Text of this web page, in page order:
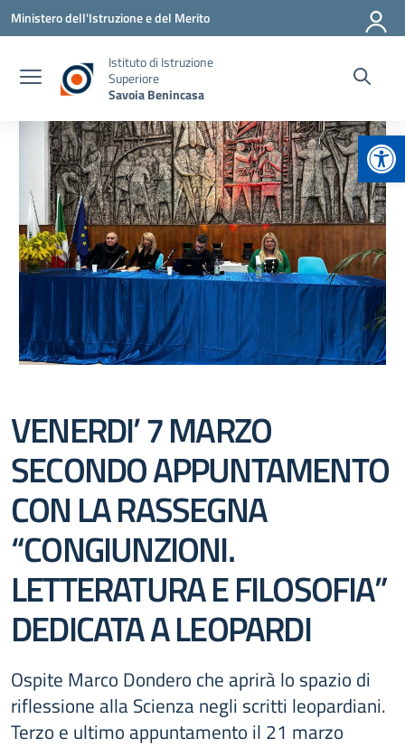
Vai ai contenuti
Vai al menu di navigazione
Vai al footer
Ministero dell'Istruzione e del Merito
Istituto di Istruzione
Superiore
Savoia Benincasa
VENERDI’ 7 MARZO
SECONDO APPUNTAMENTO
CON LA RASSEGNA
“CONGIUNZIONI.
LETTERATURA E FILOSOFIA”
DEDICATA A LEOPARDI
Ospite Marco Dondero che aprirà lo spazio di
riflessione alla Scienza negli scritti leopardiani.
Terzo e ultimo appuntamento il 21 marzo